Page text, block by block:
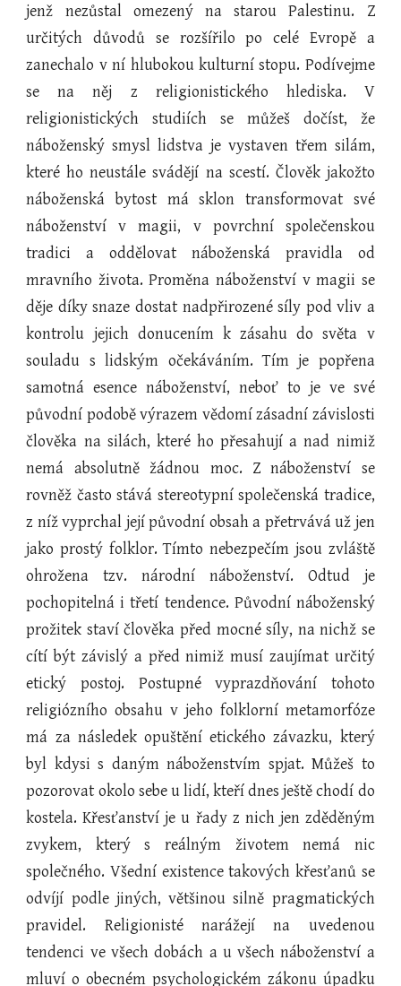
jenž nezůstal omezený na starou Palestinu. Z
určitých důvodů se rozšířilo po celé Evropě a
zanechalo v ní hlubokou kulturní stopu. Podívejme
se na něj z religionistického hlediska. V
religionistických studiích se můžeš dočíst, že
náboženský smysl lidstva je vystaven třem silám,
které ho neustále svádějí na scestí. Člověk jakožto
náboženská bytost má sklon transformovat své
náboženství v magii, v povrchní společenskou
tradici a oddělovat náboženská pravidla od
mravního života. Proměna náboženství v magii se
děje díky snaze dostat nadpřirozené síly pod vliv a
kontrolu jejich donucením k zásahu do světa v
souladu s lidským očekáváním. Tím je popřena
samotná esence náboženství, neboť to je ve své
původní podobě výrazem vědomí zásadní závislosti
člověka na silách, které ho přesahují a nad nimiž
nemá absolutně žádnou moc. Z náboženství se
rovněž často stává stereotypní společenská tradice,
z níž vyprchal její původní obsah a přetrvává už jen
jako prostý folklor. Tímto nebezpečím jsou zvláště
ohrožena tzv. národní náboženství. Odtud je
pochopitelná i třetí tendence. Původní náboženský
prožitek staví člověka před mocné síly, na nichž se
cítí být závislý a před nimiž musí zaujímat určitý
etický postoj. Postupné vyprazdňování tohoto
religiózního obsahu v jeho folklorní metamorfóze
má za následek opuštění etického závazku, který
byl kdysi s daným náboženstvím spjat. Můžeš to
pozorovat okolo sebe u lidí, kteří dnes ještě chodí do
kostela. Křesťanství je u řady z nich jen zděděným
zvykem, který s reálným životem nemá nic
společného. Všední existence takových křesťanů se
odvíjí podle jiných, většinou silně pragmatických
pravidel. Religionisté narážejí na uvedenou
tendenci ve všech dobách a u všech náboženství a
mluví o obecném psychologickém zákonu úpadku